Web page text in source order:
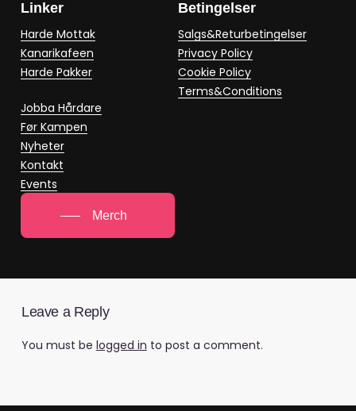
Linker
Harde Mottak
Kanarikafeen
Harde Pakker
Jobba Hårdare
Før Kampen
Nyheter
Kontakt
Events
Betingelser
Salgs&Returbetingelser
Privacy Policy
Cookie Policy
Terms&Conditions
Merch
Leave a Reply
You must be logged in to post a comment.